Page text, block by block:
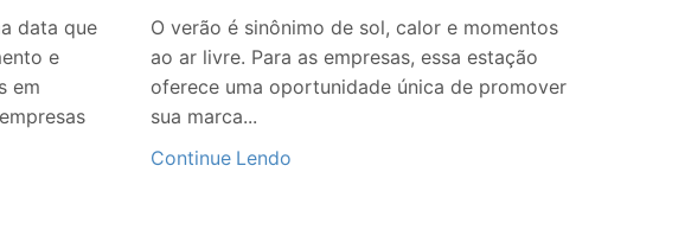
data que
e
em
O verão é sinônimo de sol, calor e momentos
ao ar livre. Para as empresas, essa estação
oferece uma oportunidade única de promover
sua marca...
Continue Lendo